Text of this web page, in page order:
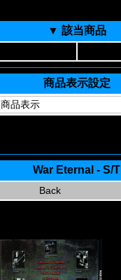
▼ 該当商品
商品表示設定
War Eternal - S/T
Back